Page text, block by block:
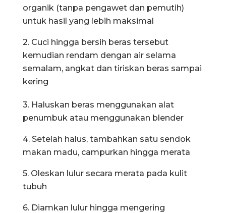
organik (tanpa pengawet dan pemutih)
untuk hasil yang lebih maksimal
2. Cuci hingga bersih beras tersebut
kemudian rendam dengan air selama
semalam, angkat dan tiriskan beras sampai
kering
3. Haluskan beras menggunakan alat
penumbuk atau menggunakan blender
4. Setelah halus, tambahkan satu sendok
makan madu, campurkan hingga merata
5. Oleskan lulur secara merata pada kulit
tubuh
6. Diamkan lulur hingga mengering